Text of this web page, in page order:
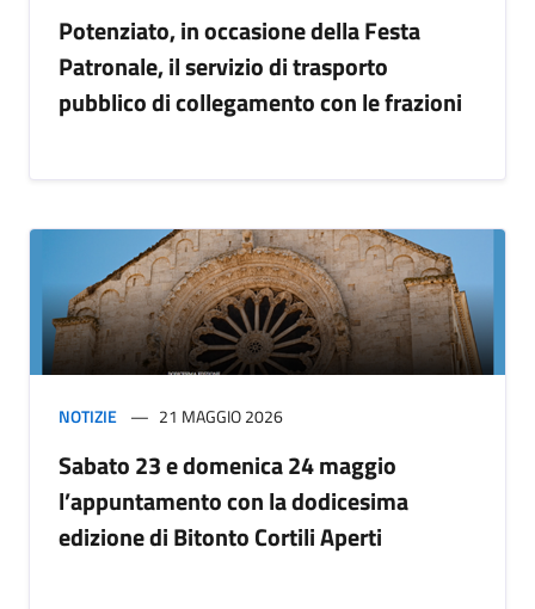
Potenziato, in occasione della Festa
Patronale, il servizio di trasporto
pubblico di collegamento con le frazioni
NOTIZIE 21 MAGGIO 2026
Sabato 23 e domenica 24 maggio
l’appuntamento con la dodicesima
edizione di Bitonto Cortili Aperti